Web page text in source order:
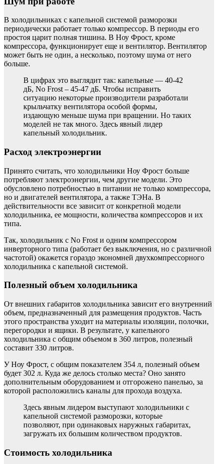
В холодильниках с капельной системой разморозки
периодически работает только компрессор. В периоды его
простоя царит полная тишина. В Ноу Фрост, кроме
компрессора, функционирует еще и вентилятор. Вентилятор
может быть не один, а несколько, поэтому шума от него
больше.
В цифрах это выглядит так: капельные — 40-42
дБ, No Frost – 45-47 дБ. Чтобы исправить
ситуацию некоторые производители разработали
крыльчатку вентилятора особой формы,
издающую меньше шума при вращении. Но таких
моделей не так много. Здесь явный лидер
капельный холодильник.
Расход электроэнергии
Принято считать, что холодильники Ноу Фрост больше
потребляют электроэнергии, чем другие модели. Это
обусловлено потребностью в питании не только компрессора,
но и двигателей вентилятора, а также ТЭНа. В
действительности все зависит от конкретной модели
холодильника, ее мощности, количества компрессоров и их
типа.
Так, холодильник с No Frost и одним компрессором
инверторного типа (работает без выключения, но с различной
частотой) окажется гораздо экономней двухкомпрессорного
холодильника с капельной системой.
Полезный объем холодильника
От внешних габаритов холодильника зависит его внутренний
объем, предназначенный для размещения продуктов. Часть
этого пространства уходит на материалы изоляции, полочки,
перегородки и ящики. В результате, у капельного
холодильника с общим объемом в 360 литров, полезный
составит 330 литров.
У Ноу Фрост, с общим показателем 354 л, полезный объем
будет 302 л. Куда же делось столько места? Оно занято
дополнительным оборудованием и отгорожено панелью, за
которой расположились каналы для прохода воздуха.
Здесь явным лидером выступают холодильники с
капельной системой разморозки, которые
позволяют, при одинаковых наружных габаритах,
загружать их большим количеством продуктов.
Стоимость холодильника